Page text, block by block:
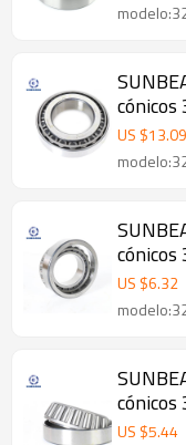
Acero al
US $13.09
Acero al
US $6.32
Chrome
US $5.44